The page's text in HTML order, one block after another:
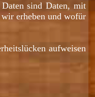
Daten sind Daten, mit
erheben und wofür
aufweisen